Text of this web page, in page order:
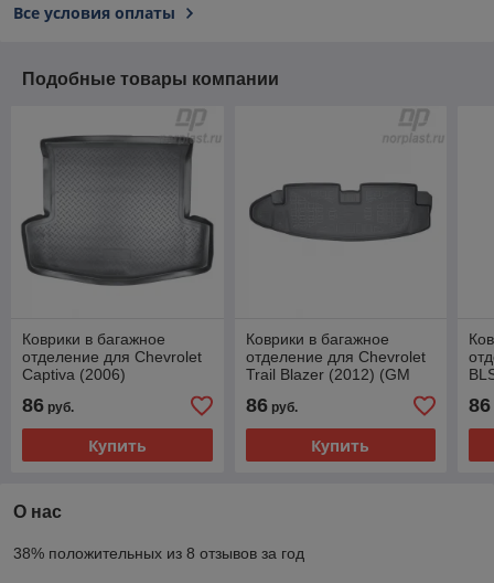
Все условия оплаты
Подобные товары компании
Коврики в багажное
отделение для Chevrolet
Captiva (2006)
86 руб.
Купить
Коврики в багажное
отделение для Chevrolet
Trail Blazer (2012) (GM
86руб.
Купить
86
О нас
38% положительных из 8 отзывов за год